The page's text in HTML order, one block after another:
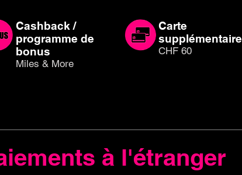
Cashback /
programme de
bonus
Miles & More
Carte
supplémentaire
CHF 60
à l'étranger